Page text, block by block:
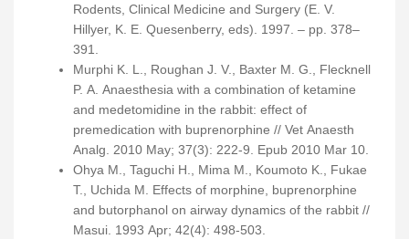
Rodents, Clinical Medicine and Surgery (E. V.
Hillyer, K. E. Quesenberry, eds). 1997. – pp. 378–
391.
Murphi K. L., Roughan J. V., Baxter M. G., Flecknell
P. A. Anaesthesia with a combination of ketamine
and medetomidine in the rabbit: effect of
premedication with buprenorphine // Vet Anaesth
Analg. 2010 May; 37(3): 222-9. Epub 2010 Mar 10.
Ohya M., Taguchi H., Mima M., Koumoto K., Fukae
T., Uchida M. Effects of morphine, buprenorphine
and butorphanol on airway dynamics of the rabbit //
Masui. 1993 Apr; 42(4): 498-503.